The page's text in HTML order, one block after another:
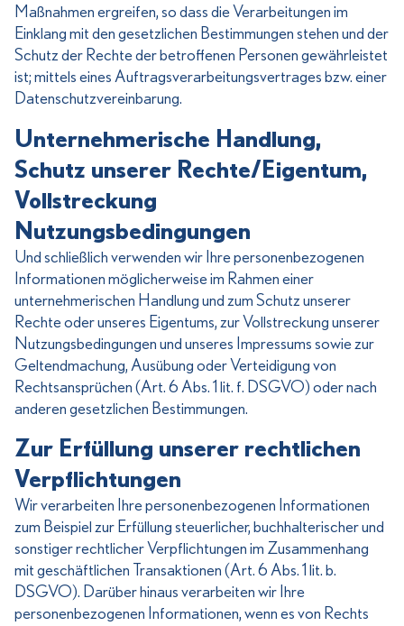
Maßnahmen ergreifen, so dass die Verarbeitungen im
Einklang mit den gesetzlichen Bestimmungen stehen und der
Schutz der Rechte der betroffenen Personen gewährleistet
ist; mittels eines Auftragsverarbeitungsvertrages bzw. einer
Datenschutzvereinbarung.
Unternehmerische Handlung,
Schutz unserer Rechte/Eigentum,
Vollstreckung
Nutzungsbedingungen
Und schließlich verwenden wir Ihre personenbezogenen
Informationen möglicherweise im Rahmen einer
unternehmerischen Handlung und zum Schutz unserer
Rechte oder unseres Eigentums, zur Vollstreckung unserer
Nutzungsbedingungen und unseres Impressums sowie zur
Geltendmachung, Ausübung oder Verteidigung von
Rechtsansprüchen (Art. 6 Abs. 1 lit. f. DSGVO) oder nach
anderen gesetzlichen Bestimmungen.
Zur Erfüllung unserer rechtlichen
Verpflichtungen
Wir verarbeiten Ihre personenbezogenen Informationen
zum Beispiel zur Erfüllung steuerlicher, buchhalterischer und
sonstiger rechtlicher Verpflichtungen im Zusammenhang
mit geschäftlichen Transaktionen (Art. 6 Abs. 1 lit. b.
DSGVO). Darüber hinaus verarbeiten wir Ihre
personenbezogenen Informationen, wenn es von Rechts